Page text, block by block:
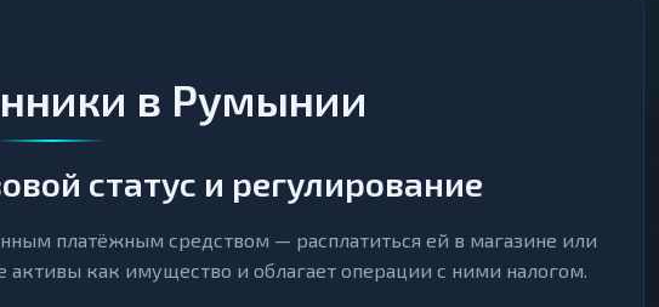
в Румынии
статус и регулирование
платёжным средством — расплатиться ей в магазине или
активы как имущество и облагает операции с ними налогом.